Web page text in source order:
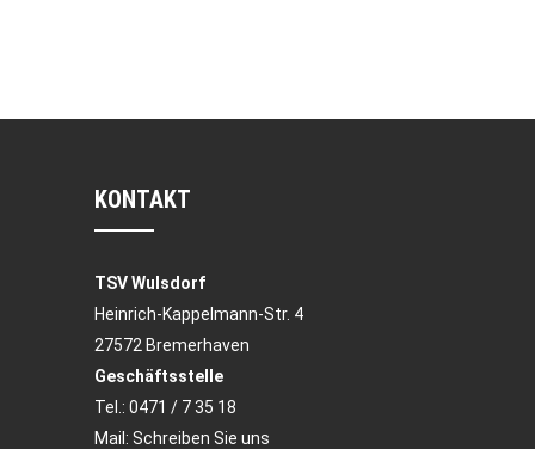
KONTAKT
TSV Wulsdorf
Heinrich-Kappelmann-Str. 4
27572 Bremerhaven
Geschäftsstelle
Tel.: 0471 / 7 35 18
Mail: Schreiben Sie uns